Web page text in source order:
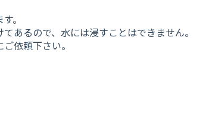
。
あるので、水には浸すことはできません。
依頼下さい。